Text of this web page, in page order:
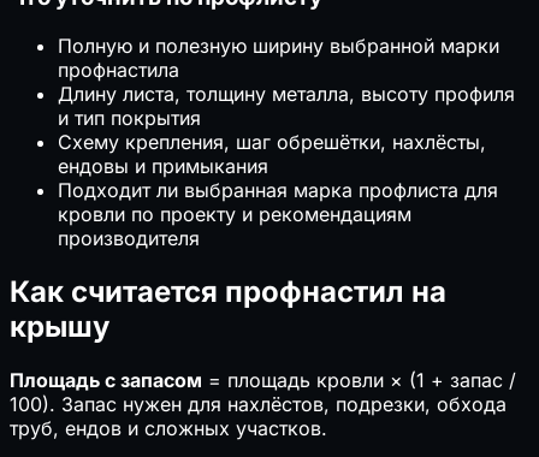
Полную и полезную ширину выбранной марки
профнастила
Длину листа, толщину металла, высоту профиля
и тип покрытия
Схему крепления, шаг обрешётки, нахлёсты,
ендовы и примыкания
Подходит ли выбранная марка профлиста для
кровли по проекту и рекомендациям
производителя
Как считается профнастил на
крышу
Площадь с запасом = площадь кровли × (1 + запас /
100). Запас нужен для нахлёстов, подрезки, обхода
труб, ендов и сложных участков.